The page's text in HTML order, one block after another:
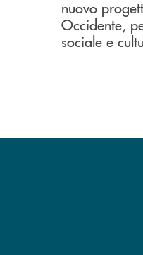
nuovo
Occidente,
sociale e